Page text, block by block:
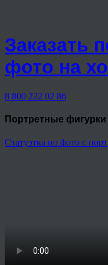
Заказать
фото на
8 800 222 02 86
Портретные фигурки
Статуэтка по фото с